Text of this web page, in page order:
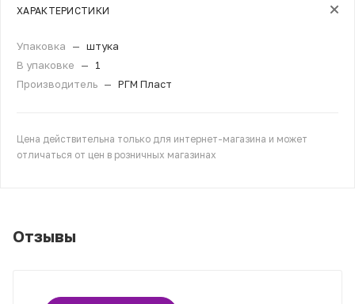
ХАРАКТЕРИСТИКИ
Упаковка — штука
В упаковке
—
1
Производитель — РГМ Пласт
Цена действительна только для интернет-магазина и может
отличаться от цен в розничных магазинах
Отзывы